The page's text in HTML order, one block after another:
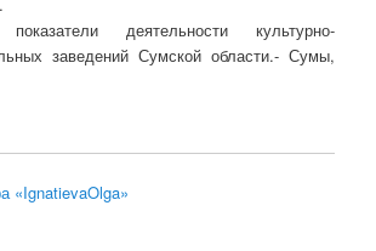
деятельности культурно-
заведений Сумской области.- Сумы,
«IgnatievaOlga»